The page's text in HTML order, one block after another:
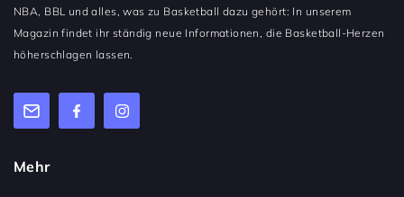
NBA, BBL und alles, was zu Basketball dazu gehört: In unserem
Magazin findet ihr ständig neue Informationen, die Basketball-Herzen
höherschlagen lassen.
Mehr